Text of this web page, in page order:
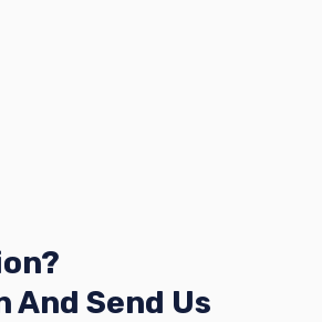
And Send Us